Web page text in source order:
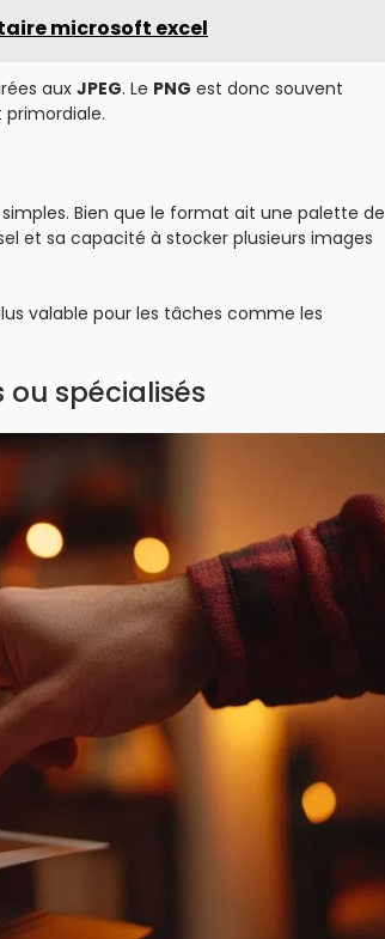
microsoft excel
aux JPEG. Le PNG est donc souvent
primordiale.
Bien que le format ait une palette de
et sa capacité à stocker plusieurs images
valable pour les tâches comme les
spécialisés